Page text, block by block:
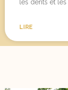
les dents et
LIRE